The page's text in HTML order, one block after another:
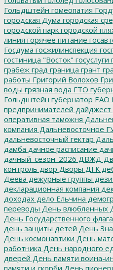
Гольдштейн гомеопатия
городская Дума городская
городской парк городской
линия горячее питание
Госдума госжилинспекция
гостиница "Восток" госуслуги
грабеж град граница грант
работы Григорий Волохов
воды грязная вода ГТО
Гольдштейн губернатор ЕАО
предпринимателей дайджест
оперативная таможня
компания Дальневосточное
дальневосточный гектар
дамба дачное расписание
дачный_сезон_2026 ДВЖД
контроль двор Дворы ДГК
Деева дежурные группы
декларационная компания
доходах дело Ельчина
переводы День влюбленных
День Государственного флага
день защиты детей День
День космонавтики День
работника День народного
дверей День памяти воина-
памяти и скорби День